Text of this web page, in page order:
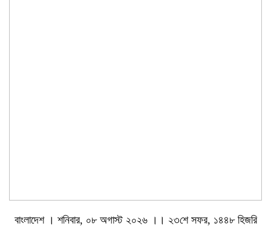
বাংলাদেশ । শনিবার, ০৮ অগাস্ট ২০২৬ ।। ২৩শে সফর, ১৪৪৮ হিজরি